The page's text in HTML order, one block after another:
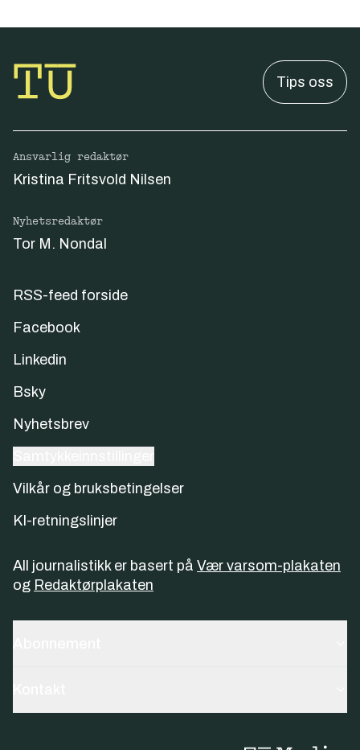
Tips oss
Ansvarlig redaktør
Kristina Fritsvold Nilsen
Nyhetsredaktør
Tor M. Nondal
RSS-feed forside
Facebook
Linkedin
Bsky
Nyhetsbrev
Vilkår og bruksbetingelser
KI-retningslinjer
All journalistikk er basert på Vær varsom-plakaten
og Redaktørplakaten